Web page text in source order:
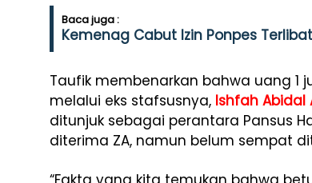
Baca juga :
Kemenag Cabut Izin Ponpes
Taufik membenarkan bahwa uang 1
melalui eks stafsusnya, Ishfah Abidal
ditunjuk sebagai perantara Pansus
diterima ZA, namun belum sempat